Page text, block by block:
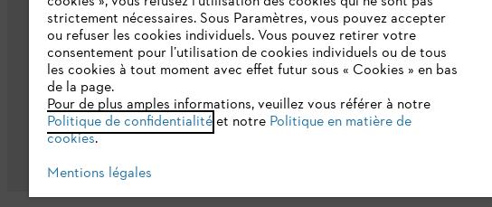
Politique de protection des données Mentions légales
strictement nécessaires. Sous Paramètres, vous pouvez accepter
ou refuser les cookies individuels. Vous pouvez retirer votre
consentement pour l’utilisation de cookies individuels ou de tous
les cookies à tout moment avec effet futur sous « Cookies » en bas
de la page.
Pour de plus amples informations, veuillez vous référer à notre
Politique de confidentialitéet notre Politique en matière de
cookies.
Mentions légales